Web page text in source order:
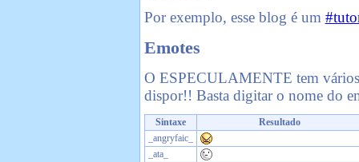
Por exemplo, esse blog é um
Emotes
O ESPECULAMENTE tem vários
dispor!! Basta digitar o nome do
Sintaxe
Resultado
_angryfaic_
_ata_